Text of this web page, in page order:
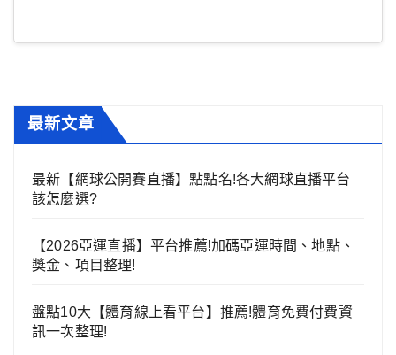
最新文章
最新【網球公開賽直播】點點名!各大網球直播平台
該怎麼選?
【2026亞運直播】平台推薦!加碼亞運時間、地點、
獎金、項目整理!
盤點10大【體育線上看平台】推薦!體育免費付費資
訊一次整理!